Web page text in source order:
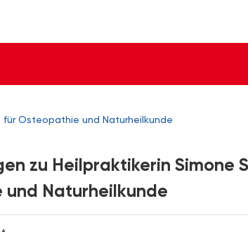
für Osteopathie und Naturheilkunde
zu Heilpraktikerin Simone
Naturheilkunde